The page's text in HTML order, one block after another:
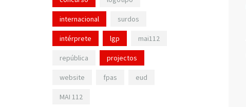
internacional surdos
intérprete lgp mai112
república projectos
website fpas eud
MAI 112